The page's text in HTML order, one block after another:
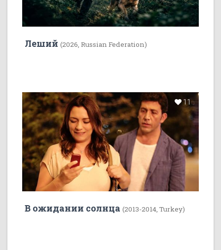
Леший (2026, Russian Federation)
11
В ожидании солнца (2013-2014, Turkey)